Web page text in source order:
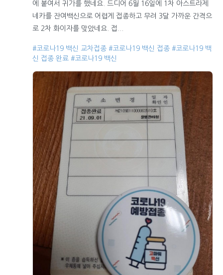
에 붙여서 귀가를 했네요. 드디어 6월 16일에 1차 아스트라제
네카를 잔여백신으로 어렵게 접종하고 무려 3달 가까운 간격으
로 2차 화이자를 맞았네요. 접...
#코로나19 백신 교차접종 #코로나19 백신 접종 #코로나19 백
신 접종 완료 #코로나19 백신